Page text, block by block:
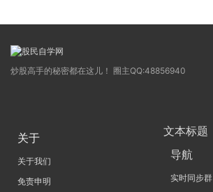
炒股高手的秘密都在这儿！ 圈主QQ:48856940
关于
关于我们
免责申明
文本标题
导航
实时同步群